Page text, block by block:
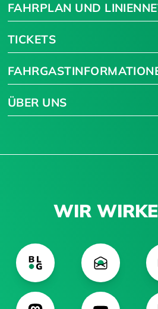
FAHRPLAN UND
TICKETS
ÜBER UNS
WIR